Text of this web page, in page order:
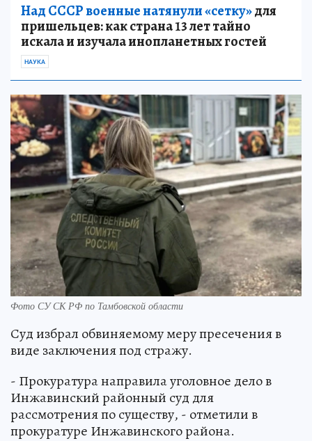
Над СССР военные натянули «сетку»для
пришельцев: как страна 13 лет тайно
искала и изучала инопланетных гостей
НАУКА
Фото СУ СК РФ по Тамбовской области
Суд избрал обвиняемому меру пресечения в
виде заключения под стражу.
- Прокуратура направила уголовное дело в
Инжавинский районный суд для
рассмотрения по существу, - отметили в
прокуратуре Инжавинского района.